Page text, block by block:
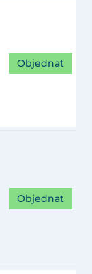
Objednat
Objednat